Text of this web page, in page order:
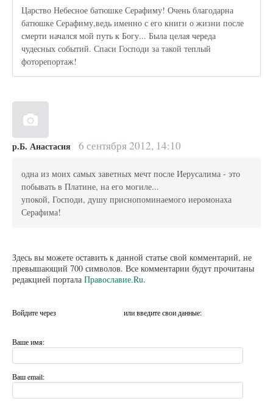
Царство Небесное батюшке Серафиму! Очень благодарна
батюшке Серафиму,ведь именно с его книги о жизни после
смерти начался мой путь к Богу... Была целая череда
чудесных событий. Спаси Господи за такой теплый
фоторепортаж!
р.Б. Анастасия 6 сентября 2012, 14:10
одна из моих самых заветных мечт после Иерусалима - это
побывать в Платине, на его могиле...
упокой, Господи, душу приснопоминаемого иеромонаха
Серафима!
Здесь вы можете оставить к данной статье свой комментарий, не
превышающий 700 символов. Все комментарии будут прочитаны
редакцией портала Православие.Ru.
Войдите через или введите свои данные:
Ваше имя:
Ваш email: